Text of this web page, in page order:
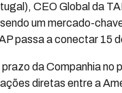
CEO Global da
um mercado-
passa a conectar 15
da Companhia no
diretas entre a